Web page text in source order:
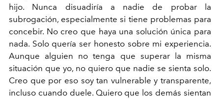
hijo. Nunca disuadiría a nadie de probar la
subrogación, especialmente si tiene problemas para
concebir. No creo que haya una solución única para
nada. Solo quería ser honesto sobre mi experiencia.
Aunque alguien no tenga que superar la misma
situación que yo, no quiero que nadie se sienta solo.
Creo que por eso soy tan vulnerable y transparente,
incluso cuando duele. Quiero que los demás sientan